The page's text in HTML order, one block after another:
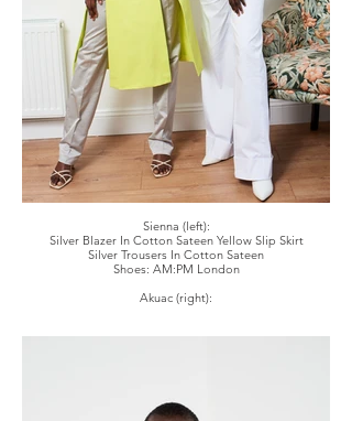
Sienna (left):
Silver Blazer In Cotton Sateen Yellow Slip Skirt
Silver Trousers In Cotton Sateen
Shoes: AM:PM London
Akuac (right):